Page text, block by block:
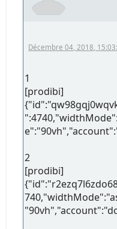
Décembre 04, 2018,
1
[prodibi]
2
[prodibi]